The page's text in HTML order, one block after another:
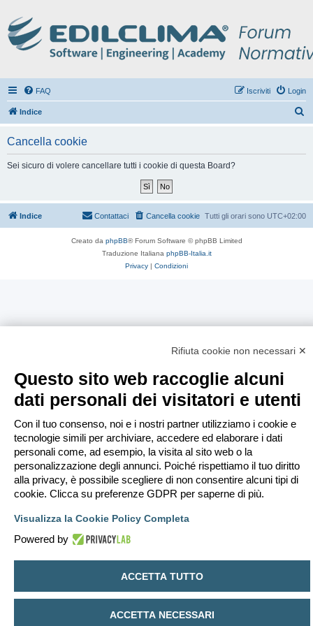
FAQ Login
Iscriviti
Indice
Cancella cookie
Sei sicuro di volere cancellare tutti i cookie di questa Board?
Indice Tutti gli orari sono UTC+02:00
Cancella cookie
Contattaci
Creato da phpBB® Forum Software © phpBB Limited
Traduzione Italiana phpBB-Italia.it
Privacy | Condizioni
Rifiuta cookie non necessari ✕
Questo sito web raccoglie alcuni
dati personali dei visitatori e utenti
Con il tuo consenso, noi e i nostri partner utilizziamo i cookie e
tecnologie simili per archiviare, accedere ed elaborare i dati
personali come, ad esempio, la visita al sito web o la
personalizzazione degli annunci. Poiché rispettiamo il tuo diritto
alla privacy, è possibile scegliere di non consentire alcuni tipi di
cookie. Clicca su preferenze GDPR per saperne di più.
Visualizza la Cookie Policy Completa
Powered by
ACCETTA TUTTO
ACCETTA NECESSARI